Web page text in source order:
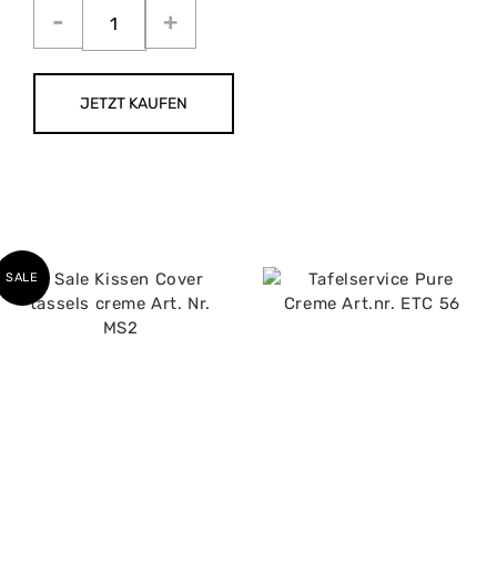
JETZT KAUFEN
SALE